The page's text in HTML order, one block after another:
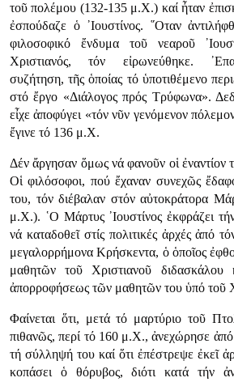
τοῦ πολέμου (132-135 μ.Χ.) καί ἦταν
ἐσπούδαζε ὁ ᾿Ιουστίνος. ῞Οταν
φιλοσοφικό ἔνδυμα τοῦ νεαροῦ
Χριστιανός, τόν εἰρωνεύθηκε.
συζήτηση, τῆς ὁποίας τό ὑποτιθέμενο
στό ἔργο «Διάλογος πρός Τρύφωνα».
εἶχε ἀποφύγει «τόν νῦν γενόμενον
ἔγινε τό 136 μ.Χ.
Δέν ἄργησαν ὅμως νά φανοῦν οἱ ἐναντίον
Οἱ φιλόσοφοι, πού ἔχαναν συνεχῶς
του, τόν διέβαλαν στόν αὐτοκράτορα
μ.Χ.). ῾Ο Μάρτυς ᾿Ιουστίνος ἐκφράζει
νά καταδοθεῖ στίς πολιτικές ἀρχές ἀπό
μεγαλορρήμονα Κρήσκεντα, ὁ ὁποῖος
μαθητῶν τοῦ Χριστιανοῦ διδασκάλου
ἀπορροφήσεως τῶν μαθητῶν του ὑπό τοῦ
Φαίνεται ὅτι, μετά τό μαρτύριο τοῦ
πιθανῶς, περί τό 160 μ.Χ., ἀνεχώρησε
τή σύλληψή του καί ὅτι ἐπέστρεψε ἐκεῖ
κοπάσει ὁ θόρυβος, διότι κατά τήν